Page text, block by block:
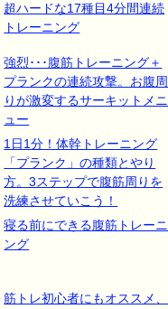
超ハードな17種目4分間連続
トレーニング
強烈･･･腹筋トレーニング＋
プランクの連続攻撃。お腹周
りが激変するサーキットメニ
ュー
1日1分！体幹トレーニング
「プランク」の種類とやり
方。3ステップで腹筋周りを
洗練させていこう！
寝る前にできる腹筋トレーニ
ング
筋トレ初心者にもオススメ、